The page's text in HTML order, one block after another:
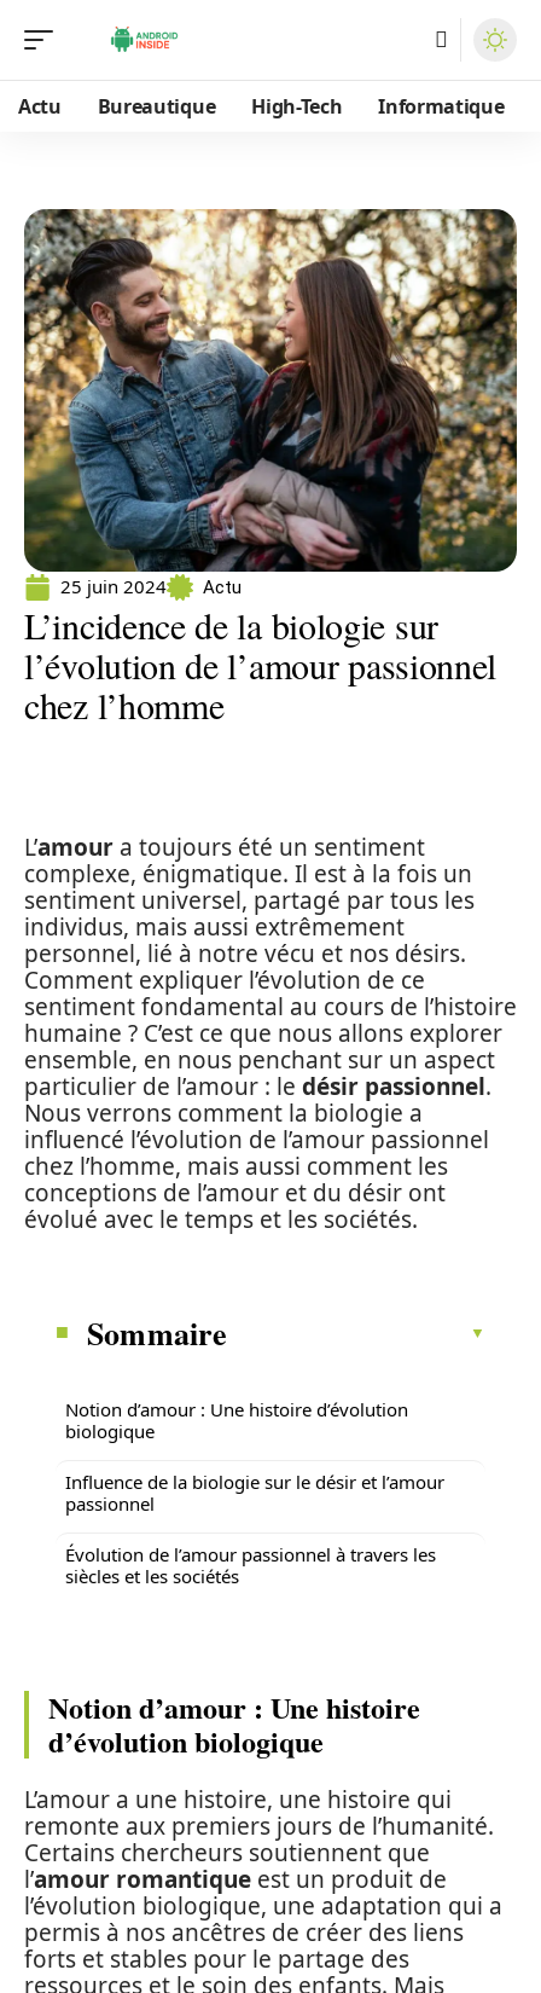
Actu Bureautique High-Tech Informatique
25 juin 2024 Actu
L’incidence de la biologie sur
l’évolution de l’amour passionnel
chez l’homme
L’amour a toujours été un sentiment
complexe, énigmatique. Il est à la fois un
sentiment universel, partagé par tous les
individus, mais aussi extrêmement
personnel, lié à notre vécu et nos désirs.
Comment expliquer l’évolution de ce
sentiment fondamental au cours de l’histoire
humaine ? C’est ce que nous allons explorer
ensemble, en nous penchant sur un aspect
particulier de l’amour : le désir passionnel.
Nous verrons comment la biologie a
influencé l’évolution de l’amour passionnel
chez l’homme, mais aussi comment les
conceptions de l’amour et du désir ont
évolué avec le temps et les sociétés.
Sommaire
Notion d’amour : Une histoire d’évolution
biologique
Influence de la biologie sur le désir et l’amour
passionnel
Évolution de l’amour passionnel à travers les
siècles et les sociétés
Notion d’amour : Une histoire
d’évolution biologique
L’amour a une histoire, une histoire qui
remonte aux premiers jours de l’humanité.
Certains chercheurs soutiennent que
l’amour romantique est un produit de
l’évolution biologique, une adaptation qui a
permis à nos ancêtres de créer des liens
forts et stables pour le partage des
ressources et le soin des enfants. Mais